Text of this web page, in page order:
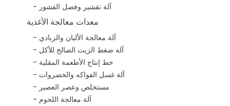
آلة تقشير وفصل القشور
معدات معالجة الأغذية
آلة معالجة الألبان والزبادي
آلة ضغط الزيت الصالح للأكل
خط إنتاج الأطعمة المقلية
آلة غسل الفواكه والخضروات
مستخلص وعصر العصير
آلة معالجة اللحوم